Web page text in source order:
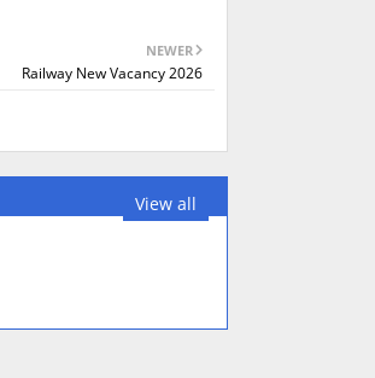
NEWER
Railway New Vacancy 2026
View all